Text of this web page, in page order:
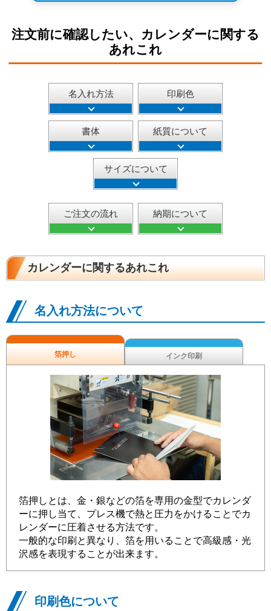
注文前に確認したい、カレンダーに関する
あれこれ
名入れ方法 印刷色
書体 紙質について
サイズについて
ご注文の流れ 納期について
カレンダーに関するあれこれ
名入れ方法について
箔押し インク印刷
箔押しとは、金・銀などの箔を専用の金型でカレンダ
ーに押し当て、プレス機で熱と圧力をかけることでカ
レンダーに圧着させる方法です。
一般的な印刷と異なり、箔を用いることで高級感・光
沢感を表現することが出来ます。
印刷色について